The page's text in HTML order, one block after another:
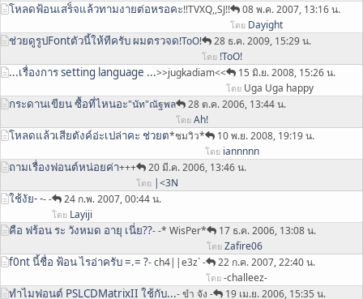
โหลดฟ้อนเสร็จแล้วทามงายต่อหรอคะ!!TVXQ,,SJ!! 08 พ.ค. 2007, 13:16 น.
โดย Dayight
ช่วยดูรูปFontตัวนี้ให้ทีครับ ผมตรวจด!ToO! 28 ธ.ค. 2009, 15:29 น.
โดย !ToO!
...เรื่องการ setting language ...>>jugkadiam<< 15 มิ.ย. 2008, 15:26 น.
โดย Uga Uga happy
กระดานเขียน ซื้อที่ไหนอะ"นัท"ณัฐพล 28 ต.ค. 2006, 13:44 น.
โดย Ah!
โหลดแล้วเสียตังค์อ่ะเปล่าคะ ช่วยต*ชมวิว* 10 พ.ย. 2008, 19:19 น.
โดย iannnnn
ถามเรื่องฟอนต์หน่อยค่า+++ 20 มี.ค. 2006, 13:46 น.
โดย |<3N
ใช้งัย- -- - 24 ก.พ. 2007, 00:44 น.
โดย Layiji
คือ ฟร้อน ระ วังหมด อายุ เนี่ย??- -* WisPer* 17 ธ.ค. 2006, 13:08 น.
โดย Zafire06
f0nt นี้ชื่อ ฟ้อน ไรอ่าครับ =.= ?- ch4||e3z` - 22 ก.ค. 2007, 22:40 น.
โดย -challeez-
ทำไมฟอนต์ PSLCDMatrixII ใช้กับ...- ขำ จัง - 19 เม.ย. 2006, 15:35 น.